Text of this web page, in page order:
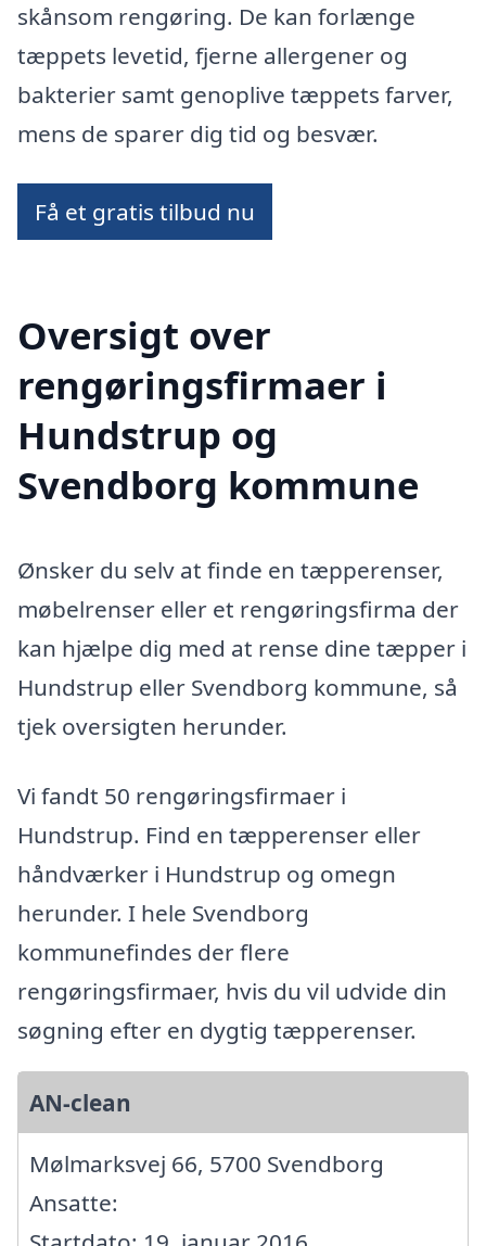
skånsom rengøring. De kan forlænge
tæppets levetid, fjerne allergener og
bakterier samt genoplive tæppets farver,
mens de sparer dig tid og besvær.
Få et gratis tilbud nu
Oversigt over
rengøringsfirmaer i
Hundstrup og
Svendborg kommune
Ønsker du selv at finde en tæpperenser,
møbelrenser eller et rengøringsfirma der
kan hjælpe dig med at rense dine tæpper i
Hundstrup eller Svendborg kommune, så
tjek oversigten herunder.
Vi fandt 50 rengøringsfirmaer i
Hundstrup. Find en tæpperenser eller
håndværker i Hundstrup og omegn
herunder. I hele Svendborg
kommunefindes der flere
rengøringsfirmaer, hvis du vil udvide din
søgning efter en dygtig tæpperenser.
AN-clean
Mølmarksvej 66, 5700 Svendborg
Ansatte: